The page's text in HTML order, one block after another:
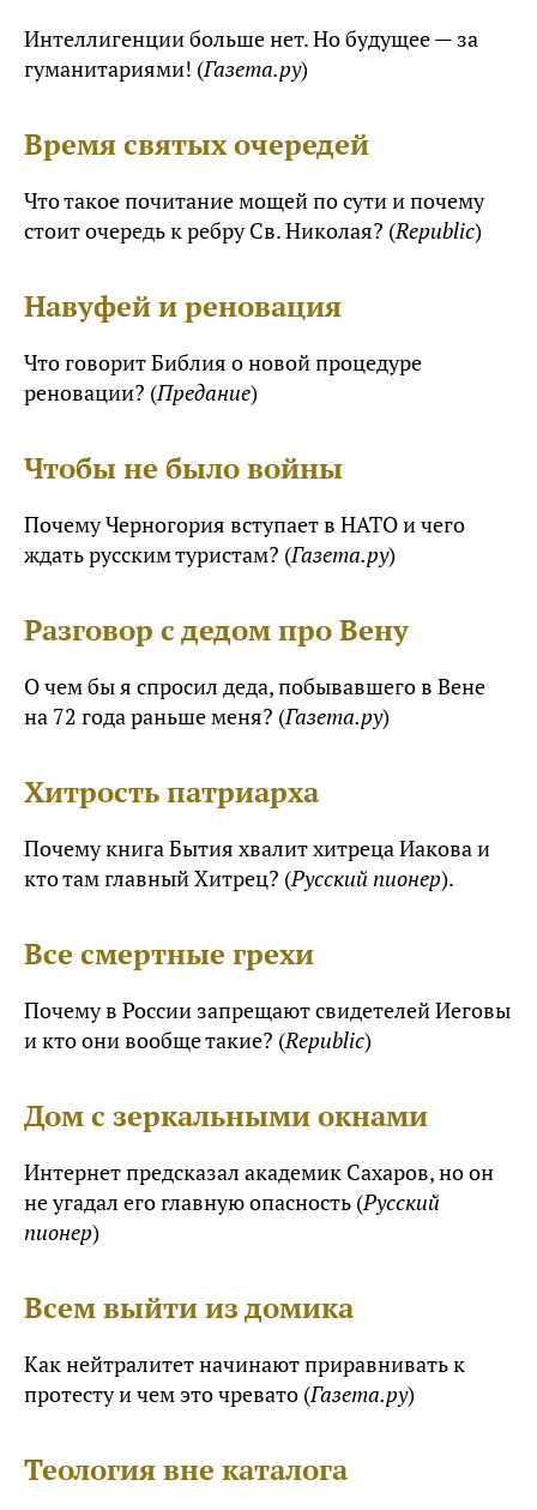
Интеллигенции больше нет. Но будущее — за
гуманитариями! (Газета.ру)
Время святых очередей
Что такое почитание мощей по сути и почему
стоит очередь к ребру Св. Николая? (Republic)
Навуфей и реновация
Что говорит Библия о новой процедуре
реновации? (Предание)
Чтобы не было войны
Почему Черногория вступает в НАТО и чего
ждать русским туристам? (Газета.ру)
Разговор с дедом про Вену
О чем бы я спросил деда, побывавшего в Вене
на 72 года раньше меня? (Газета.ру)
Хитрость патриарха
Почему книга Бытия хвалит хитреца Иакова и
кто там главный Хитрец? (Русский пионер).
Все смертные грехи
Почему в России запрещают свидетелей Иеговы
и кто они вообще такие? (Republic)
Дом с зеркальными окнами
Интернет предсказал академик Сахаров, но он
не угадал его главную опасность (Русский
пионер)
Всем выйти из домика
Как нейтралитет начинают приравнивать к
протесту и чем это чревато (Газета.ру)
Теология вне каталога